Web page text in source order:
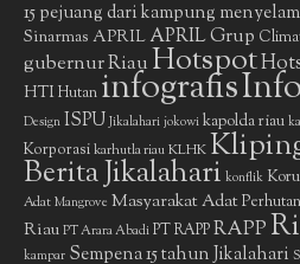
15 pejuang dari kampung
Sinarmas APRIL APRIL Grup
gubernur RiauHotspot
HTIHutan infografis
Design ISPU Jikalahari jokowi kapolda riau
Korporasikarhutla riauKLHK
Berita Jikalahari konflik
Adat Mangrove Masyarakat Adat
Riau PT Arara Abadi PT RAPPRAPP
kampar Sempena 15 tahun Jikalahari